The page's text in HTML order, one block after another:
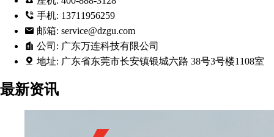
手机: 13711956259
邮箱: service@dzgu.com
公司: 广东万连科技有限公司
地址: 广东省东莞市长安镇银城六路 38号3号楼1108室
最新资讯